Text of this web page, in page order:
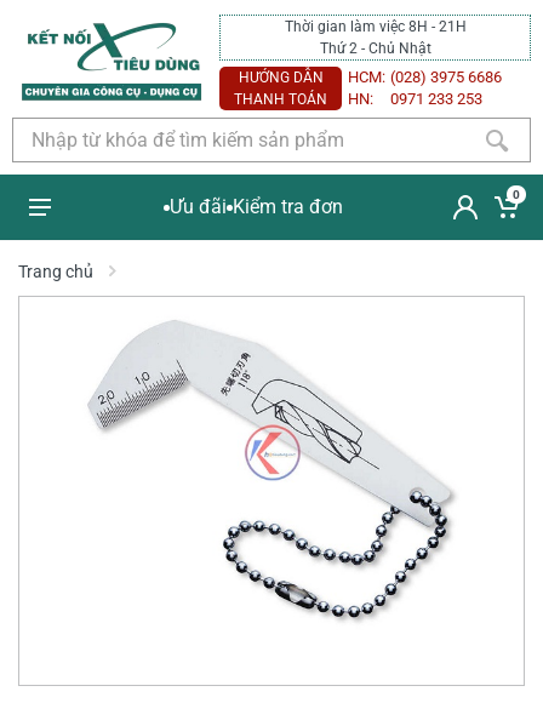
Thời gian làm việc 8H - 21H
Thứ 2 - Chủ Nhật
HƯỚNG DẪN
THANH TOÁN
HCM: (028) 3975 6686
HN:
0971 233 253
Ưu đãi Kiểm tra đơn
0
Trang chủ